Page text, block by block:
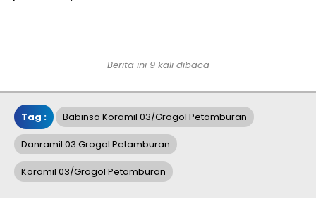
Berita ini 9 kali dibaca
Tag : Babinsa Koramil 03/Grogol Petamburan
Danramil 03 Grogol Petamburan
Koramil 03/Grogol Petamburan